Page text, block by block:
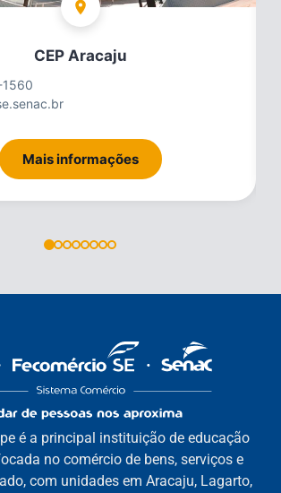
CEP Aracaju
Mais informações
é a principal instituição de educação
no comércio de bens, serviços e
com unidades em Aracaju, Lagarto,